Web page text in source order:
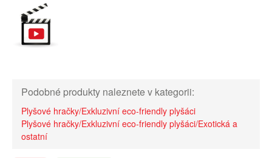
Podobné produkty naleznete v kategorii:
Plyšové hračky/Exkluzivní eco-friendly plyšáci
Plyšové hračky/Exkluzivní eco-friendly plyšáci/Exotická a
ostatní